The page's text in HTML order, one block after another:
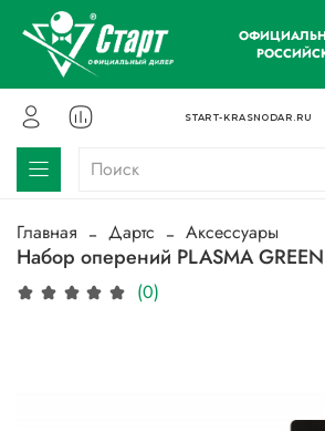
START-KRASNODAR.RU
Главная Дартс Аксессуары
Набор оперений PLASMA
(0)